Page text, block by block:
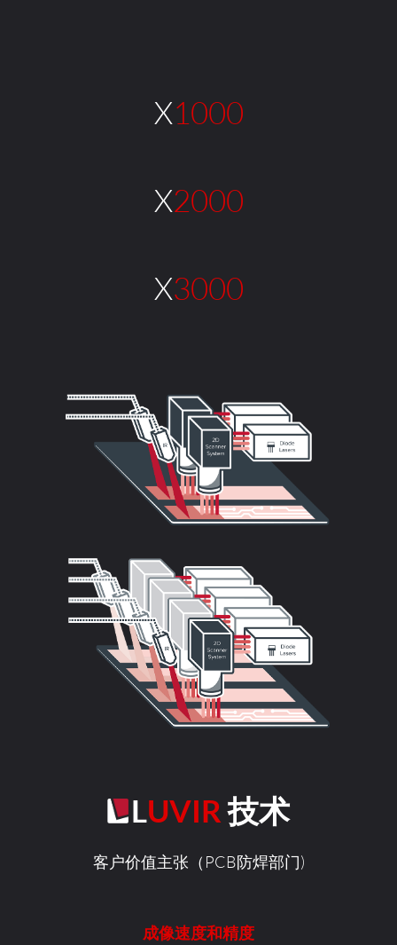
X1000
X2000
X3000
LUVIR技术
客户价值主张（PCB防焊部门)
成像速度和精度